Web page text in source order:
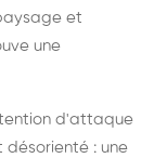
et
une
d'attaque
désorienté : une